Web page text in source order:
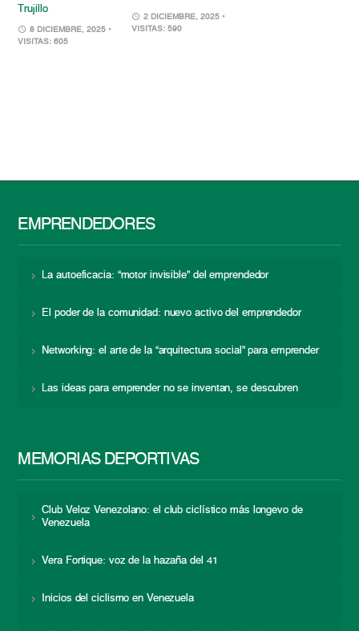
Trujillo
8 DICIEMBRE, 2025 •
VISITAS: 605
2 DICIEMBRE, 2025 •
VISITAS: 590
EMPRENDEDORES
La autoeficacia: “motor invisible” del emprendedor
El poder de la comunidad: nuevo activo del emprendedor
Networking: el arte de la “arquitectura social” para emprender
Las ideas para emprender no se inventan, se descubren
MEMORIAS DEPORTIVAS
Club Veloz Venezolano: el club ciclístico más longevo de
Venezuela
Vera Fortique: voz de la hazaña del 41
Inicios del ciclismo en Venezuela